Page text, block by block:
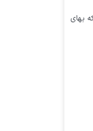
که بهای